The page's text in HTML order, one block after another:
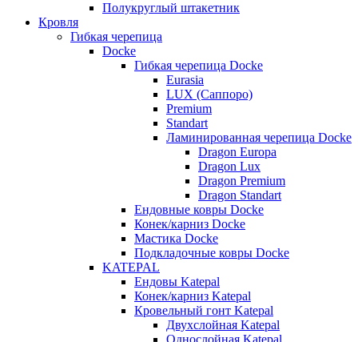
Полукруглый штакетник
Кровля
Гибкая черепица
Docke
Гибкая черепица Docke
Eurasia
LUX (Саппоро)
Premium
Standart
Ламинированная черепица Docke
Dragon Europa
Dragon Lux
Dragon Premium
Dragon Standart
Ендовные ковры Docke
Конек/карниз Docke
Мастика Docke
Подкладочные ковры Docke
KATEPAL
Ендовы Katepal
Конек/карниз Katepal
Кровельный гонт Katepal
Двухслойная Katepal
Однослойная Katepal